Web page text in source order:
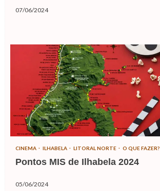
07/06/2024
CINEMA ILHABELA LITORAL NORTE O QUE FAZER?
Pontos MIS de Ilhabela 2024
05/06/2024